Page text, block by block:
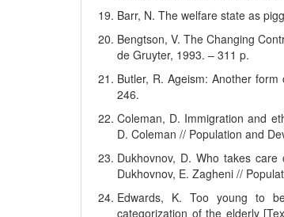
Barr, N. The welfare state as
Bengtson, V. The Changing
de Gruyter, 1993. – 311 p.
Butler, R. Ageism: Another
246.
Coleman, D. Immigration and
D. Coleman // Population and
Dukhovnov, D. Who takes
Dukhovnov, E. Zagheni //
Edwards, K. Too young to
categorization of the elderly